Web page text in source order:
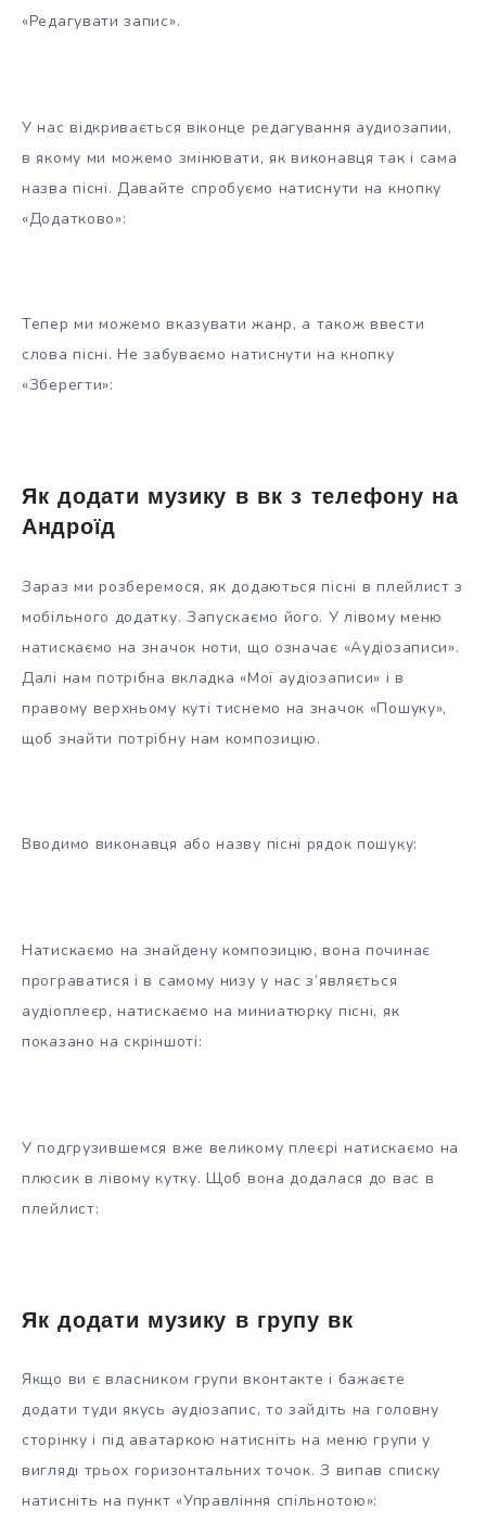
«Редагувати запис».
У нас відкривається віконце редагування аудиозапии,
в якому ми можемо змінювати, як виконавця так і сама
назва пісні. Давайте спробуємо натиснути на кнопку
«Додатково»:
Тепер ми можемо вказувати жанр, а також ввести
слова пісні. Не забуваємо натиснути на кнопку
«Зберегти»:
Як додати музику в вк з телефону на
Андроїд
Зараз ми розберемося, як додаються пісні в плейлист з
мобільного додатку. Запускаємо його. У лівому меню
натискаємо на значок ноти, що означає «Аудіозаписи».
Далі нам потрібна вкладка «Мої аудіозаписи» і в
правому верхньому куті тиснемо на значок «Пошуку»,
щоб знайти потрібну нам композицію.
Вводимо виконавця або назву пісні рядок пошуку:
Натискаємо на знайдену композицію, вона починає
програватися і в самому низу у нас з’являється
аудіоплеєр, натискаємо на миниатюрку пісні, як
показано на скріншоті:
У подгрузившемся вже великому плеєрі натискаємо на
плюсик в лівому кутку. Щоб вона додалася до вас в
плейлист:
Як додати музику в групу вк
Якщо ви є власником групи вконтакте і бажаєте
додати туди якусь аудіозапис, то зайдіть на головну
сторінку і під аватаркою натисніть на меню групи у
вигляді трьох горизонтальних точок. З випав списку
натисніть на пункт «Управління спільнотою»: